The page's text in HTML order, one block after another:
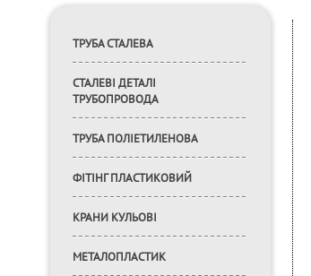
ТРУБА СТАЛЕВА
СТАЛЕВІ ДЕТАЛІ
ТРУБОПРОВОДА
ТРУБА ПОЛІЕТИЛЕНОВА
ФІТІНГ ПЛАСТИКОВИЙ
КРАНИ КУЛЬОВІ
МЕТАЛОПЛАСТИК